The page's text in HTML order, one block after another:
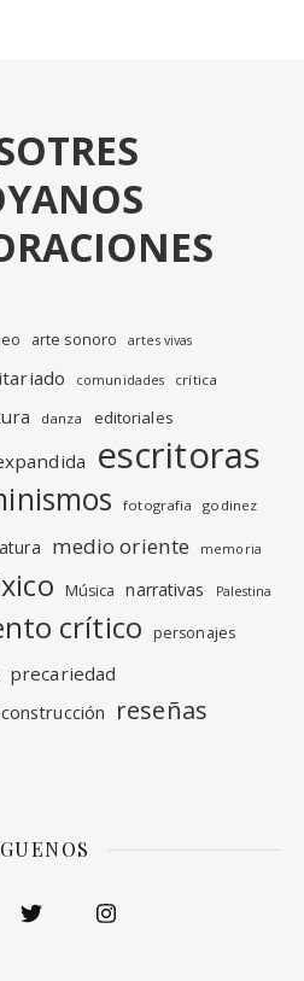
arte sonoro artes vivas
comunidades crítica
danza editoriales
escritoras
fotografia godinez
medio oriente memoria
Música narrativas Palestina
crítico personajes
precariedad
reseñas